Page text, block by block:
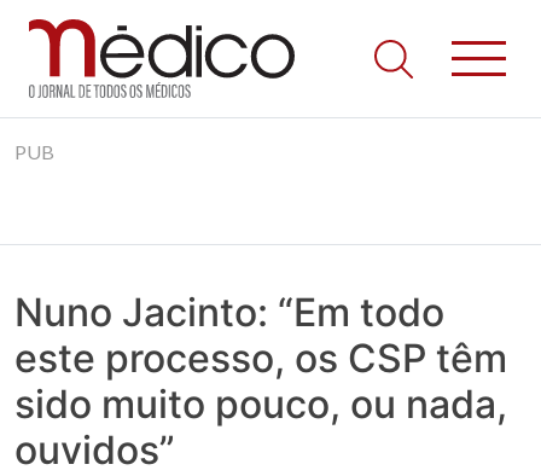
to
Jornal Médico
Médico – O Jornal de Todos os Médicos. Onde as notícias
realmente contam! Tudo o que se passa na Saúde!
PUB
Nuno Jacinto: “Em todo
este processo, os CSP têm
sido muito pouco, ou nada,
ouvidos”